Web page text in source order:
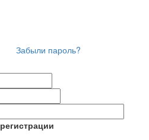
Забыли пароль?